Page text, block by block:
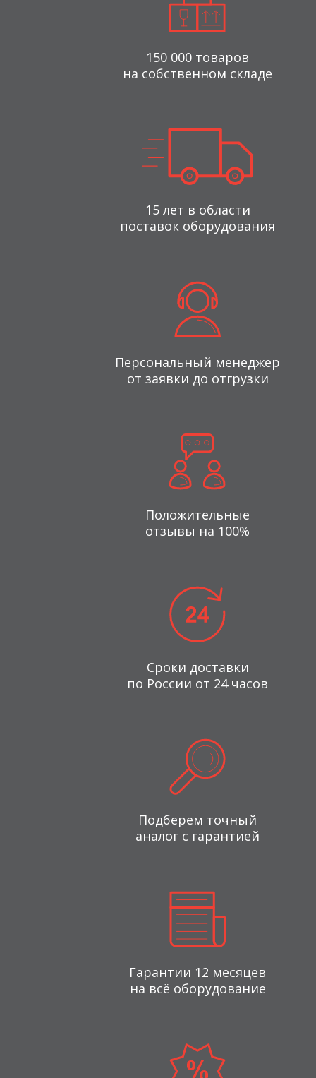
150 000 товаров
на собственном складе
15 лет в области
поставок оборудования
Персональный менеджер
от заявки до отгрузки
Положительные
отзывы на 100%
Сроки доставки
по России от 24 часов
Подберем точный
аналог с гарантией
Гарантии 12 месяцев
на всё оборудование